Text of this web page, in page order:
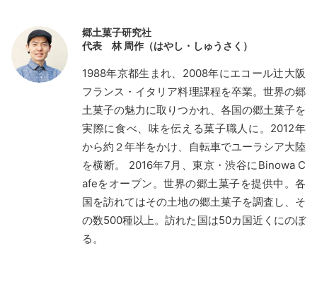
郷土菓子研究社
代表 林 周作（はやし・しゅうさく）
1988年京都生まれ、2008年にエコール辻大阪
フランス・イタリア料理課程を卒業。世界の郷
土菓子の魅力に取りつかれ、各国の郷土菓子を
実際に食べ、味を伝える菓子職人に。2012年
から約２年半をかけ、自転車でユーラシア大陸
を横断。 2016年7月、東京・渋谷にBinowa C
afeをオープン。世界の郷土菓子を提供中。各
国を訪れてはその土地の郷土菓子を調査し、そ
の数500種以上。訪れた国は50カ国近くにのぼ
る。